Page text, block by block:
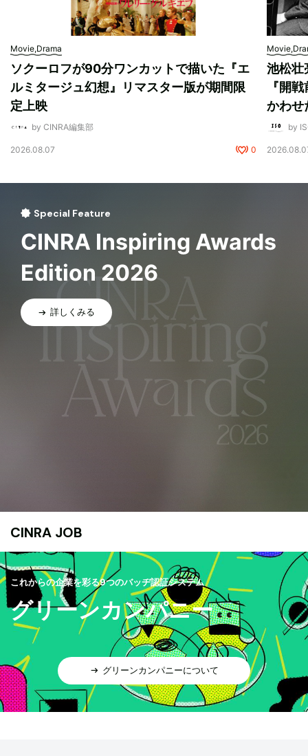
Movie,Drama
ソクーロフが90分ワンカットで描いた『エ
ルミタージュ幻想』リマスター版が期間限
定上映
by CINRA編集部
2026.08.07 0
池松壮
『開
かわせ
by
Special Feature
CINRA Inspiring Awards
Edition 2026
詳しくみる
CINRA JOB
これからの企業を彩る9つのバッヂ認証システム
グリーンカンパニー
グリーンカンパニーについて